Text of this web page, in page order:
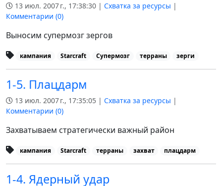
13 июл. 2007 г., 17:38:30 | Схватка за ресурсы |
Комментарии (0)
Выносим супермозг зергов
кампания Starcraft Супермозг терраны зерги
1-5. Плацдарм
13 июл. 2007 г., 17:35:05 | Схватка за ресурсы |
Комментарии (0)
Захватываем стратегически важный район
кампания Starcraft терраны захват плацдарм
1-4. Ядерный удар